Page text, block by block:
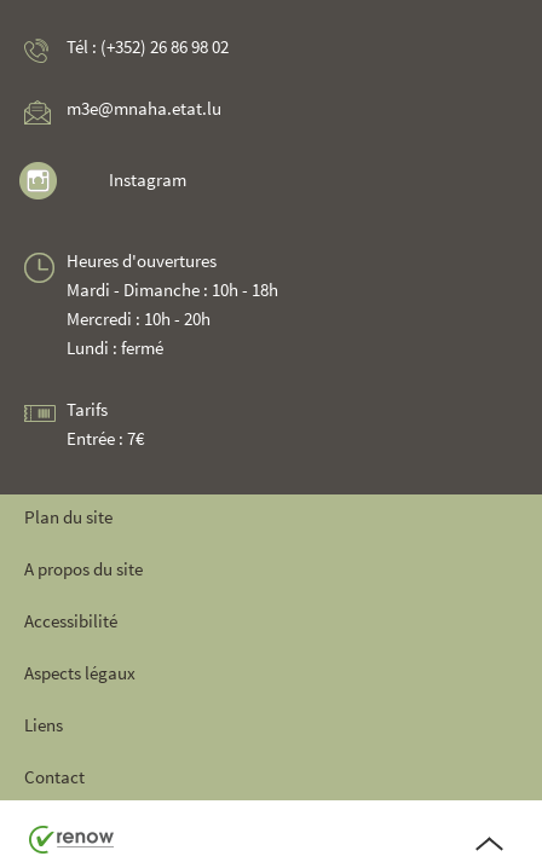
Tél : (+352) 26 86 98 02
m3e@mnaha.etat.lu
Instagram
Heures d'ouvertures
Mardi - Dimanche : 10h - 18h
Mercredi : 10h - 20h
Lundi : fermé
Tarifs
Entrée : 7€
Plan du site
A propos du site
Accessibilité
Aspects légaux
Liens
Contact
de